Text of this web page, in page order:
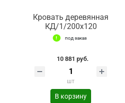
Кровать деревянная
КД/1/200х120
под заказ
10 881 руб.
шт
В корзину